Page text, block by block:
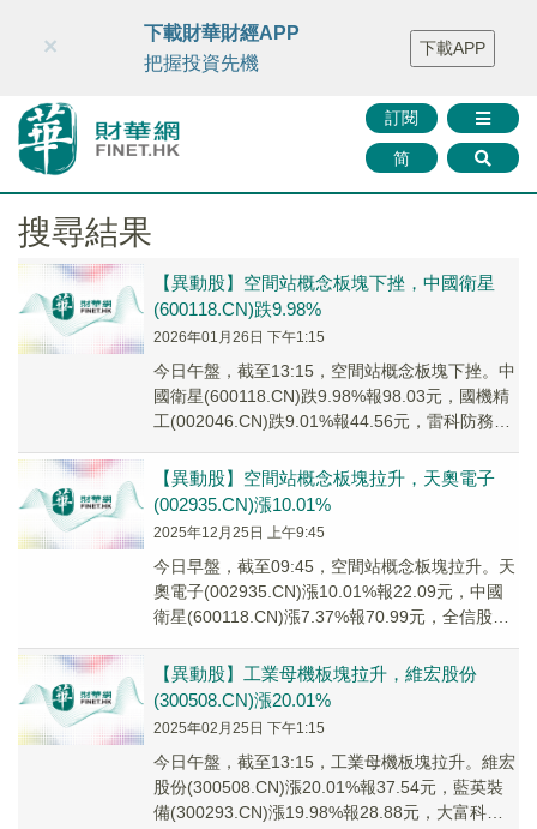
財華智庫網 FINTV FINMETA 財華證券 媒體矩陣
智庫沙龍
聯絡我們
訂閱
简
×
下載財華財經APP
把握投資先機
下載APP
搜尋結果
【異動股】空間站概念板塊下挫，中國衛星
(600118.CN)跌9.98%
2026年01月26日 下午1:15
今日午盤，截至13:15，空間站概念板塊下挫。中
國衛星(600118.CN)跌9.98%報98.03元，國機精
工(002046.CN)跌9.01%報44.56元，雷科防務
【異動股】空間站概念板塊拉升，天奧電子
(002935.CN)漲10.01%
2025年12月25日 上午9:45
今日早盤，截至09:45，空間站概念板塊拉升。天
奧電子(002935.CN)漲10.01%報22.09元，中國
衛星(600118.CN)漲7.37%報70.99元，全信股份
【異動股】工業母機板塊拉升，維宏股份
(300508.CN)漲20.01%
2025年02月25日 下午1:15
今日午盤，截至13:15，工業母機板塊拉升。維宏
股份(300508.CN)漲20.01%報37.54元，藍英裝
備(300293.CN)漲19.98%報28.88元，大富科技